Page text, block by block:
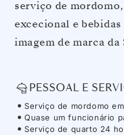
serviço de
excecional e
imagem de marca da
PESSOAL E
Serviço de mordomo
Quase um funcionário
Serviço de quarto 24